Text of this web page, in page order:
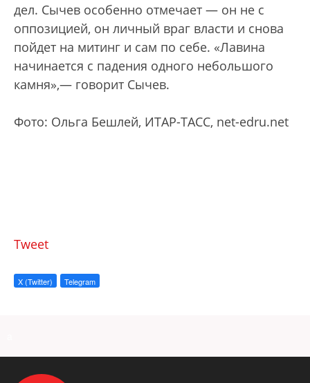
дел. Сычев особенно отмечает — он не с
оппозицией, он личный враг власти и снова
пойдет на митинг и сам по себе. «Лавина
начинается с падения одного небольшого
камня»,— говорит Сычев.
Фото: Ольга Бешлей, ИТАР-ТАСС, net-edru.net
Tweet
X (Twitter) Telegram